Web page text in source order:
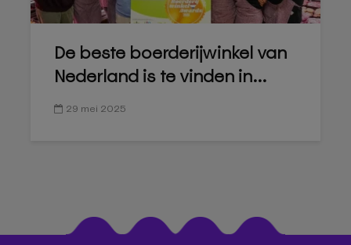
De beste boerderijwinkel van
Nederland is te vinden in...
29 mei 2025